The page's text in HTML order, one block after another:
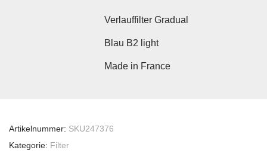
Verlauffilter Gradual
Blau B2 light
Made in France
Artikelnummer: SKU247376
Kategorie: Filter